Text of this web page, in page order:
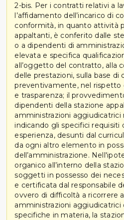
2-bis. Per i contratti relativi a
l’affidamento dell’incarico di
conformità, in quanto attività
appaltanti, è conferito dalle
o a dipendenti di
elevata e specifica
all’oggetto del contratto, alla
delle prestazioni, sulla base di
preventivamente, nel rispetto
e trasparenza; il
dipendenti della stazione
amministrazioni aggiudicatrici
indicando gli specifici requisiti
esperienza, desunti dal
da ogni altro elemento in
dell’amministrazione.
organico all’interno della
soggetti in possesso dei
e certificata dal responsabile
ovvero di difficoltà a ricorrere
amministrazioni
specifiche in materia, la